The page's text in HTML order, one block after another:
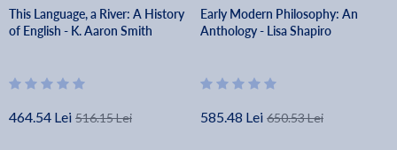
This Language, a River: A History
of English - K. Aaron Smith
464.54 Lei 516.15 Lei
Early Modern Philosophy: An
Anthology - Lisa Shapiro
585.48 Lei 650.53 Lei